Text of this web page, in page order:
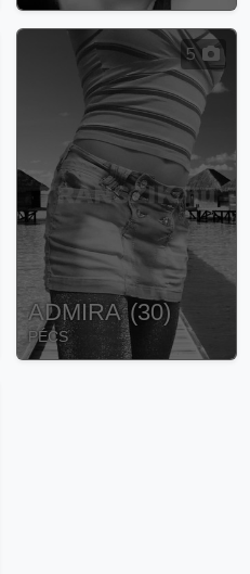
5
ADMIRA (30)
PÉCS